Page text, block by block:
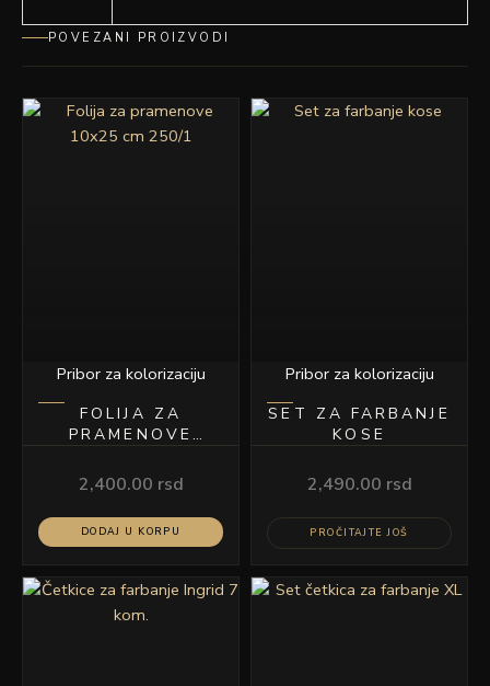
POVEZANI PROIZVODI
Pribor za kolorizaciju
FOLIJA ZA
PRAMENOVE
2,400.00 rsd
DODAJ U KORPU
Pribor za kolorizaciju
SET ZA FARBANJE
KOSE
2,490.00 rsd
PROČITAJTE JOŠ